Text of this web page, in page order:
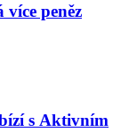
peněz
s Aktivním